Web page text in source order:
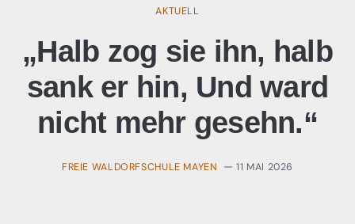
AKTUELL
„Halb zog sie ihn, halb
sank er hin, Und ward
nicht mehr gesehn.“
FREIE WALDORFSCHULE MAYEN 11 MAI 2026